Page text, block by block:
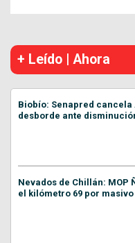
+ Leído | Ahora
Biobío: Senapred cancela
desborde ante
Nevados de Chillán: MOP
el kilómetro 69 por